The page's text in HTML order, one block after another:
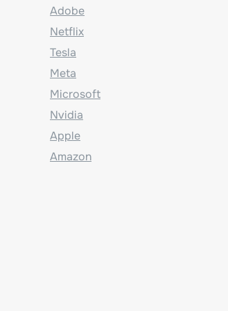
Adobe
Netflix
Tesla
Meta
Microsoft
Nvidia
Apple
Amazon